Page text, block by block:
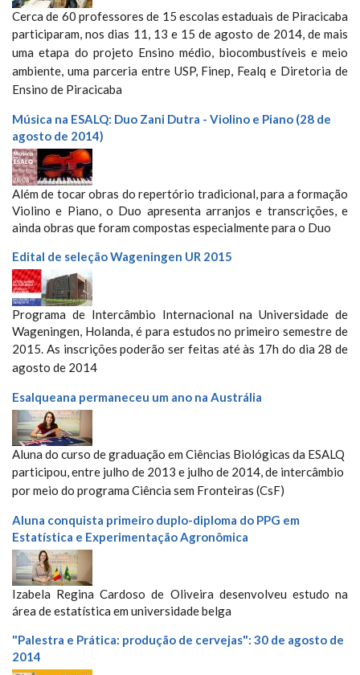
Cerca de 60 professores de 15 escolas estaduais de Piracicaba
participaram, nos dias 11, 13 e 15 de agosto de 2014, de mais
uma etapa do projeto Ensino médio, biocombustíveis e meio
ambiente, uma parceria entre USP, Finep, Fealq e Diretoria de
Ensino de Piracicaba
Música na ESALQ: Duo Zani Dutra - Violino e Piano (28 de
agosto de 2014)
Além de tocar obras do repertório tradicional, para a formação
Violino e Piano, o Duo apresenta arranjos e transcrições, e
ainda obras que foram compostas especialmente para o Duo
Edital de seleção Wageningen UR 2015
Programa de Intercâmbio Internacional na Universidade de
Wageningen, Holanda, é para estudos no primeiro semestre de
2015. As inscrições poderão ser feitas até às 17h do dia 28 de
agosto de 2014
Esalqueana permaneceu um ano na Austrália
Aluna do curso de graduação em Ciências Biológicas da ESALQ
participou, entre julho de 2013 e julho de 2014, de intercâmbio
por meio do programa Ciência sem Fronteiras (CsF)
Aluna conquista primeiro duplo-diploma do PPG em
Estatística e Experimentação Agronômica
Izabela Regina Cardoso de Oliveira desenvolveu estudo na
área de estatística em universidade belga
"Palestra e Prática: produção de cervejas": 30 de agosto de
2014